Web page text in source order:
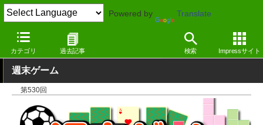
Powered by Translate
カテゴリ 過去記事 検索 Impressサイト
窓の杜 エンタメ ゲーム
週末ゲーム
第530回